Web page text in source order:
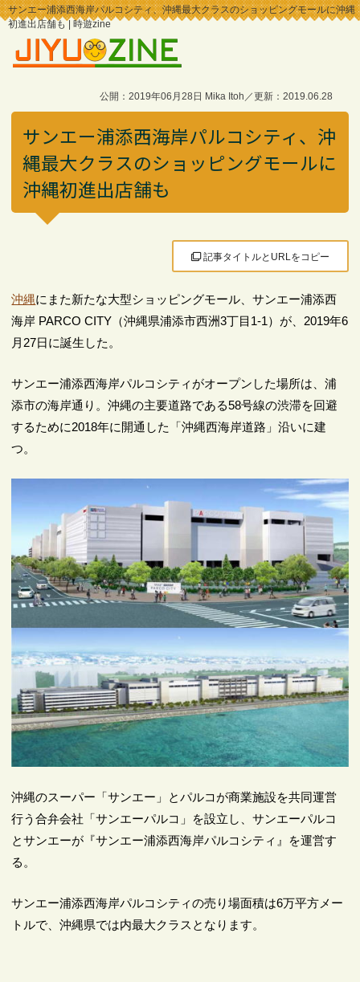
サンエー浦添西海岸パルコシティ、沖縄最大クラスのショッピングモールに沖縄
初進出店舗も | 時遊zine
公開：2019年06月28日 Mika Itoh／更新：2019.06.28
サンエー浦添西海岸パルコシティ、沖
縄最大クラスのショッピングモールに
沖縄初進出店舗も
記事タイトルとURLをコピー
沖縄にまた新たな大型ショッピングモール、サンエー浦添西
海岸 PARCO CITY（沖縄県浦添市西洲3丁目1-1）が、2019年6
月27日に誕生した。
サンエー浦添西海岸パルコシティがオープンした場所は、浦
添市の海岸通り。沖縄の主要道路である58号線の渋滞を回避
するために2018年に開通した「沖縄西海岸道路」沿いに建
つ。
沖縄のスーパー「サンエー」とパルコが商業施設を共同運営
行う合弁会社「サンエーパルコ」を設立し、サンエーパルコ
とサンエーが『サンエー浦添西海岸パルコシティ』を運営す
る。
サンエー浦添西海岸パルコシティの売り場面積は6万平方メー
トルで、沖縄県では内最大クラスとなります。